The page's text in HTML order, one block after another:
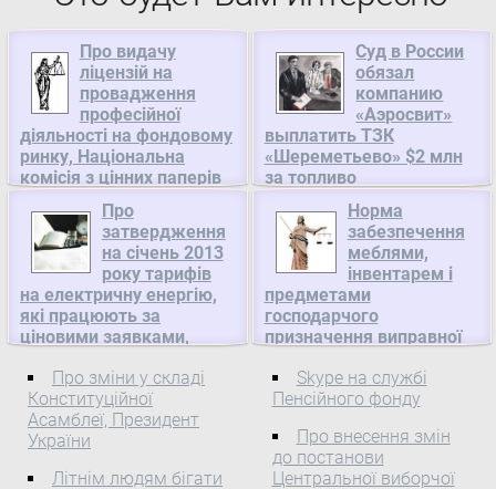
Про видачу
ліцензій на
провадження
професійної
діяльності на фондовому
ринку, Національна
комісія з цінних паперів
та фондового ринку
Про видачу ліцензій на
провадження
професійної діяльності на
фондовому ринку За
підсумками розгляду
заяви та документів,
поданих заявником до
Національної комісії з
цінних паперів та
фондового ринку на
видачу ліцензій на
Про
затвердження
на січень 2013
року тарифів
на електричну енергію,
які працюють за
ціновими заявками,
здійснює державне
регулювання у сфері
енергетики
Про затвердження на
січень 2013 року тарифів
Про зміни у складі
Конституційної
Асамблеї, Президент
України
Літнім людям бігати
Суд в России
обязал
компанию
«Аэросвит»
выплатить ТЗК
«Шереметьево» $2 млн
за топливо
Компанию «Аэросвит»
обязали вернуть более
двух миллионов
долларов, которые
аэропорт «Шереметьево»
потратил на топливо для
компании-банкрота.
Норма
забезпечення
меблями,
інвентарем і
предметами
господарчого
призначення виправної
рівня безпеки з
полегшеними умовами
юстиції
УкраїниЗАТВЕРДЖЕНО
Skype на службі
Пенсійного фонду
Про внесення змін
до постанови
Центральної виборчої